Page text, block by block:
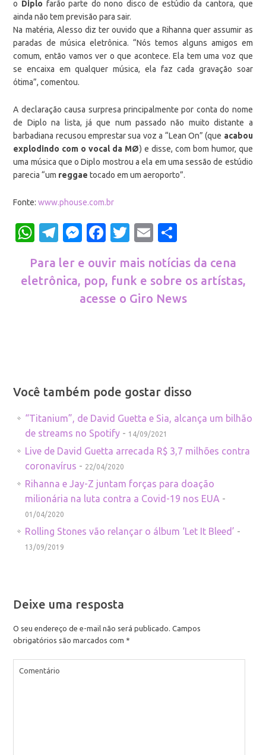
o Diplo farão parte do nono disco de estúdio da cantora, que
ainda não tem previsão para sair.
Na matéria, Alesso diz ter ouvido que a Rihanna quer assumir as
paradas de música eletrônica. “Nós temos alguns amigos em
comum, então vamos ver o que acontece. Ela tem uma voz que
se encaixa em qualquer música, ela faz cada gravação soar
ótima”, comentou.
A declaração causa surpresa principalmente por conta do nome
de Diplo na lista, já que num passado não muito distante a
barbadiana recusou emprestar sua voz a “Lean On” (que acabou
explodindo com o vocal da MØ) e disse, com bom humor, que
uma música que o Diplo mostrou a ela em uma sessão de estúdio
parecia “um reggae tocado em um aeroporto”.
Fonte:www.phouse.com.br
WhatsApp
Telegram
Messenger
Facebook
Twitter
Email
Para ler e ouvir mais notícias da cena
eletrônica, pop, funk e sobre os artístas,
acesse o Giro News
Você também pode gostar disso
“Titanium”, de David Guetta e Sia, alcança um bilhão
de streams no Spotify - 14/09/2021
Live de David Guetta arrecada R$ 3,7 milhões contra
coronavírus - 22/04/2020
Rihanna e Jay-Z juntam forças para doação
milionária na luta contra a Covid-19 nos EUA -
01/04/2020
Rolling Stones vão relançar o álbum ‘Let It Bleed’ -
13/09/2019
Deixe uma resposta
O seu endereço de e-mail não será publicado. Campos
obrigatórios são marcados com *
Comentário